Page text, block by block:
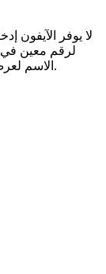
لا يوفر الآيفون
لرقم معين في
الاسم لعرض المزيد من سجل المكالمات لرقم معين.